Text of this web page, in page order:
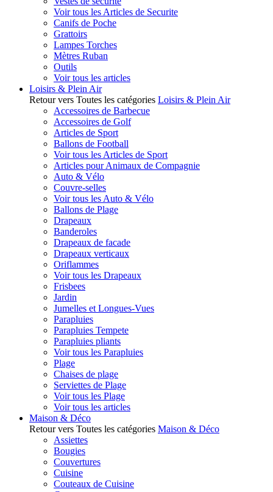
Voir tous les Articles de Securite
Canifs de Poche
Grattoirs
Lampes Torches
Mètres Ruban
Outils
Voir tous les articles
Loisirs & Plein Air
Retour vers Toutes les catégories Loisirs & Plein Air
Accessoires de Barbecue
Accessoires de Golf
Articles de Sport
Ballons de Football
Voir tous les Articles de Sport
Articles pour Animaux de Compagnie
Auto & Vélo
Couvre-selles
Voir tous les Auto & Vélo
Ballons de Plage
Drapeaux
Banderoles
Drapeaux de facade
Drapeaux verticaux
Oriflammes
Voir tous les Drapeaux
Frisbees
Jardin
Jumelles et Longues-Vues
Parapluies
Parapluies Tempete
Parapluies pliants
Voir tous les Parapluies
Plage
Chaises de plage
Serviettes de Plage
Voir tous les Plage
Voir tous les articles
Maison & Déco
Retour vers Toutes les catégories Maison & Déco
Assiettes
Bougies
Couvertures
Cuisine
Couteaux de Cuisine